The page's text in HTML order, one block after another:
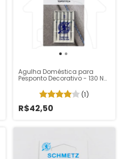
Agulha Doméstica para
Pesponto Decorativo - 130 N
(1)
R$42,50